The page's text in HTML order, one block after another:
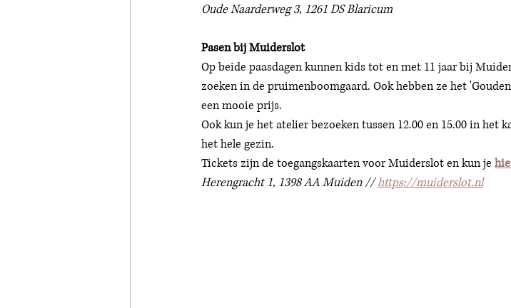
Oude Naarderweg 3, 1261 DS Blaricum
Pasen bij Muiderslot
Op beide paasdagen kunnen kids tot en met 11 jaar bij
zoeken in de pruimenboomgaard. Ook hebben ze het
een mooie prijs.
Ook kun je het atelier bezoeken tussen 12.00 en 15.00 in het
het hele gezin.
Tickets zijn de toegangskaarten voor Muiderslot en kun je
Herengracht 1, 1398 AA Muiden // https://muiderslot.nl